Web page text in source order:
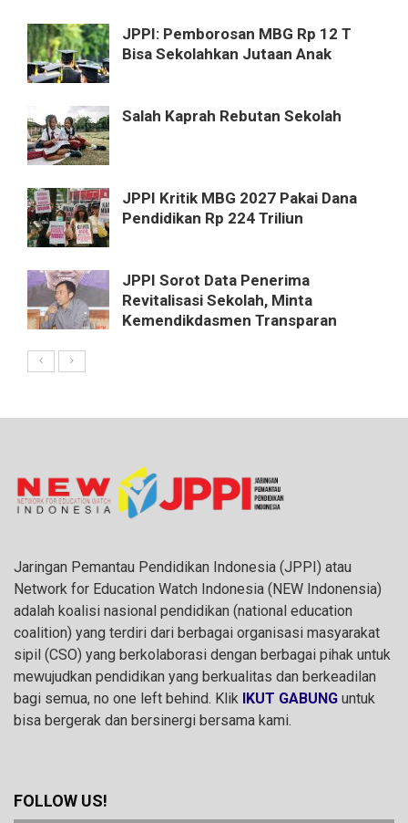
JPPI: Pemborosan MBG Rp 12 T
Bisa Sekolahkan Jutaan Anak
Salah Kaprah Rebutan Sekolah
JPPI Kritik MBG 2027 Pakai Dana
Pendidikan Rp 224 Triliun
JPPI Sorot Data Penerima
Revitalisasi Sekolah, Minta
Kemendikdasmen Transparan
Jaringan Pemantau Pendidikan Indonesia (JPPI) atau
Network for Education Watch Indonesia (NEW Indonensia)
adalah koalisi nasional pendidikan (national education
coalition) yang terdiri dari berbagai organisasi masyarakat
sipil (CSO) yang berkolaborasi dengan berbagai pihak untuk
mewujudkan pendidikan yang berkualitas dan berkeadilan
bagi semua, no one left behind. Klik IKUT GABUNG untuk
bisa bergerak dan bersinergi bersama kami.
FOLLOW US!